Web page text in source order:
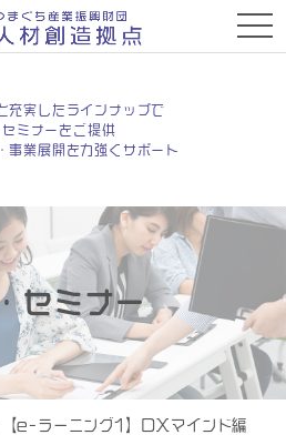
t
o
g
a
t
充実したラインナップで
ミナーをご提供
事業展開を力強くサポート
セミナー
【e-ラーニング1】ＤＸマインド編